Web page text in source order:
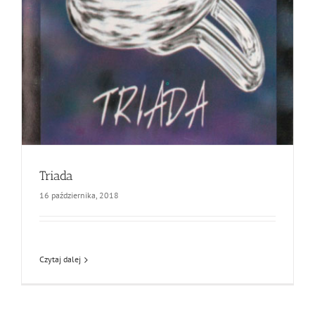
Triada
16 października, 2018
Czytaj dalej